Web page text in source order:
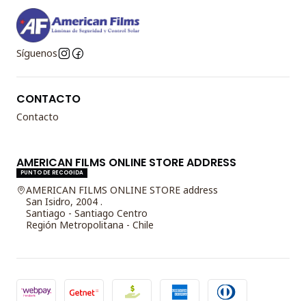
Síguenos
CONTACTO
Contacto
AMERICAN FILMS ONLINE STORE ADDRESS
PUNTO DE RECOGIDA
AMERICAN FILMS ONLINE STORE address
San Isidro, 2004 .
Santiago - Santiago Centro
Región Metropolitana - Chile